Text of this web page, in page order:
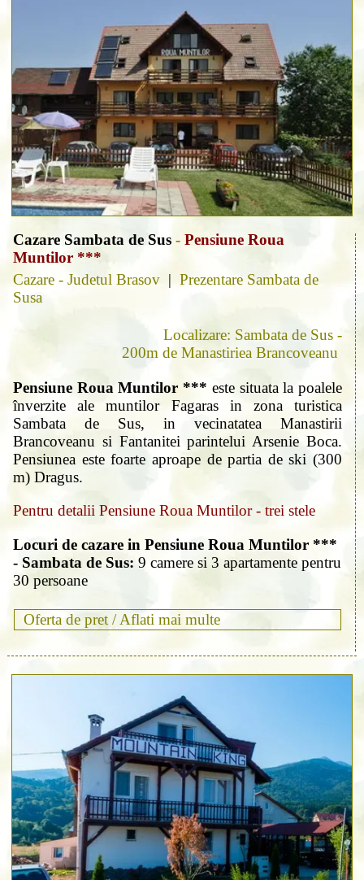
Cazare Sambata de Sus - Pensiune Roua
Muntilor ***
Cazare - Judetul Brasov | Prezentare Sambata de
Susa
Localizare: Sambata de Sus -
200m de Manastiriea Brancoveanu
Pensiune Roua Muntilor *** este situata la poalele
înverzite ale muntilor Fagaras in zona turistica
Sambata de Sus, in vecinatatea Manastirii
Brancoveanu si Fantanitei parintelui Arsenie Boca.
Pensiunea este foarte aproape de partia de ski (300
m) Dragus.
Pentru detalii Pensiune Roua Muntilor - trei stele
Locuri de cazare in Pensiune Roua Muntilor ***
- Sambata de Sus: 9 camere si 3 apartamente pentru
30 persoane
Oferta de pret /Aflati mai multe